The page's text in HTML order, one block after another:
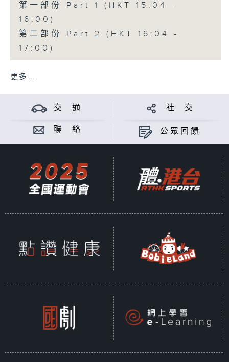
第一部份 Part 1 (HKT 15:04 -
16:00)
第二部份 Part 2 (HKT 16:04 -
17:00)
更多 ...
交 通 社 交
聯 絡 公眾回饋